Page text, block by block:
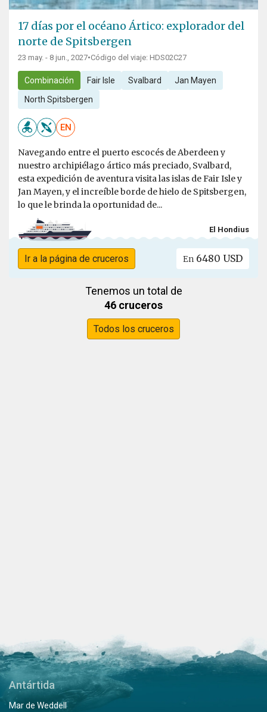
17 días por el océano Ártico: explorador del
norte de Spitsbergen
23 may. - 8 jun., 2027•Código del viaje: HDS02C27
Combinación Fair Isle Svalbard Jan Mayen
North Spitsbergen
EN
Navegando entre el puerto escocés de Aberdeen y
nuestro archipiélago ártico más preciado, Svalbard,
esta expedición de aventura visita las islas de Fair Isle y
Jan Mayen, y el increíble borde de hielo de Spitsbergen,
lo que le brinda la oportunidad de...
El Hondius
Ir a la página de cruceros En 6480 USD
Tenemos un total de
46 cruceros
Todos los cruceros
Antártida
Mar de Weddell